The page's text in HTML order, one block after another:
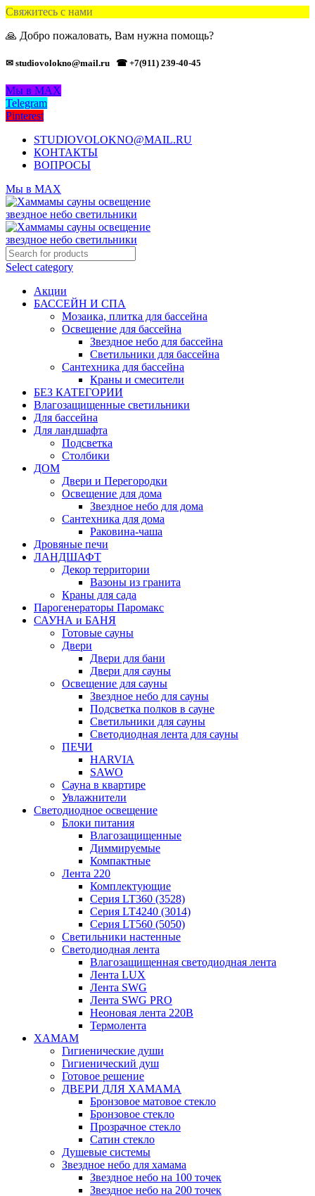
Свяжитесь с нами
🙏 Добро пожаловать, Вам нужна помощь?
✉ studiovolokno@mail.ru ☎ +7(911) 239-40-45
Мы в MAX
Telegram
Pinterest
STUDIOVOLOKNO@MAIL.RU
КОНТАКТЫ
ВОПРОСЫ
Мы в MAX
Select category
Акции
БАССЕЙН И СПА
Мозаика, плитка для бассейна
Освещение для бассейна
Звездное небо для бассейна
Светильники для бассейна
Сантехника для бассейна
Краны и смесители
БЕЗ КАТЕГОРИИ
Влагозащищенные светильники
Для бассейна
Для ландшафта
Подсветка
Столбики
ДОМ
Двери и Перегородки
Освещение для дома
Звездное небо для дома
Сантехника для дома
Раковина-чаша
Дровяные печи
ЛАНДШАФТ
Декор территории
Вазоны из гранита
Краны для сада
Парогенераторы Паромакс
САУНА и БАНЯ
Готовые сауны
Двери
Двери для бани
Двери для сауны
Освещение для сауны
Звездное небо для сауны
Подсветка полков в сауне
Светильники для сауны
Светодиодная лента для сауны
ПЕЧИ
HARVIA
SAWO
Сауна в квартире
Увлажнители
Светодиодное освещение
Блоки питания
Влагозащищенные
Диммируемые
Компактные
Лента 220
Комплектующие
Серия LT360 (3528)
Серия LT4240 (3014)
Серия LT560 (5050)
Светильники настенные
Светодиодная лента
Влагозащищенная светодиодная лента
Лента LUX
Лента SWG
Лента SWG PRO
Неоновая лента 220В
Термолента
ХАМАМ
Гигиенические души
Гигиенический душ
Готовое решение
ДВЕРИ ДЛЯ ХАМАМА
Бронзовое матовое стекло
Бронзовое стекло
Прозрачное стекло
Сатин стекло
Душевые системы
Звездное небо для хамама
Звездное небо на 100 точек
Звездное небо на 200 точек